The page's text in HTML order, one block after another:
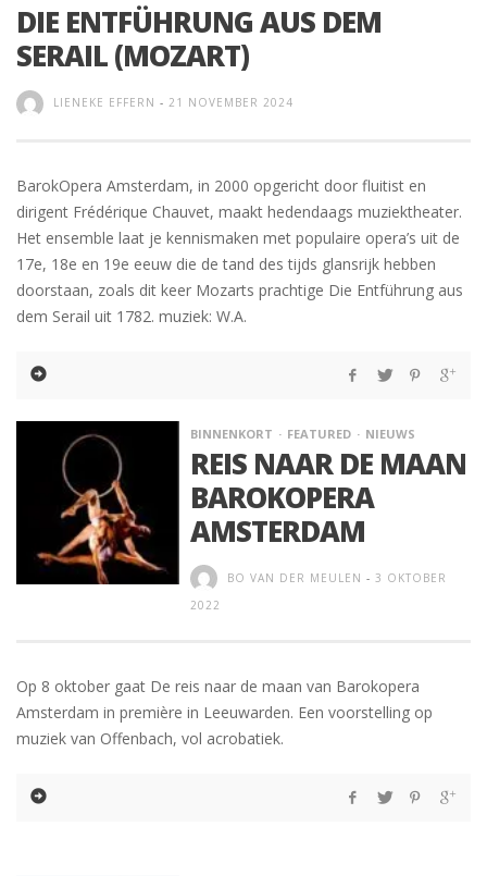
DIE ENTFÜHRUNG AUS DEM
SERAIL (MOZART)
LIENEKE EFFERN - 21 NOVEMBER 2024
BarokOpera Amsterdam, in 2000 opgericht door fluitist en
dirigent Frédérique Chauvet, maakt hedendaags muziektheater.
Het ensemble laat je kennismaken met populaire opera’s uit de
17e, 18e en 19e eeuw die de tand des tijds glansrijk hebben
doorstaan, zoals dit keer Mozarts prachtige Die Entführung aus
dem Serail uit 1782. muziek: W.A.
BINNENKORT FEATURED NIEUWS
REIS NAAR DE MAAN
BAROKOPERA
AMSTERDAM
BO VAN DER MEULEN - 3 OKTOBER
2022
Op 8 oktober gaat De reis naar de maan van Barokopera
Amsterdam in première in Leeuwarden. Een voorstelling op
muziek van Offenbach, vol acrobatiek.